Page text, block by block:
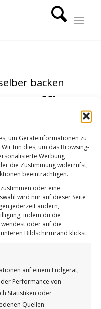
um Geräteinformationen zu
tun dies, um das Browsing-
Werbung
die Zustimmung widerrufst,
beeinträchtigen.
oder eine
wird nur auf dieser Seite
jederzeit ändern,
indem du die
oder auf die
Bildschirmrand klickst.
auf einem Endgerät,
Performance von
Statistiken oder
Quellen.
backen
du diesen Beitrag?
[Total: